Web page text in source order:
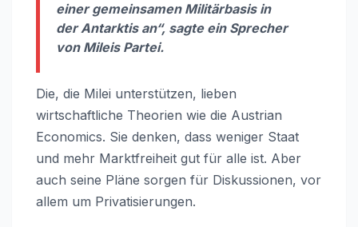
einer gemeinsamen Militärbasis in
der Antarktis an“, sagte ein Sprecher
von Mileis Partei.
Die, die Milei unterstützen, lieben
wirtschaftliche Theorien wie die Austrian
Economics. Sie denken, dass weniger Staat
und mehr Marktfreiheit gut für alle ist. Aber
auch seine Pläne sorgen für Diskussionen, vor
allem um Privatisierungen.